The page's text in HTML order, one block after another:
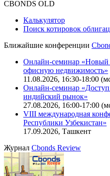
Оферта для юридических
IT-аккредитация
Поиск котировок
Ближайшие конференции
Онлайн-семинар «Новый
офисную недвижимость»
11.08.2026, 16:30-18:00
Онлайн-семинар «Доступ
индийский рынок»
VIII международная
Республики Узбекистан»
17.09.2026, Ташкент